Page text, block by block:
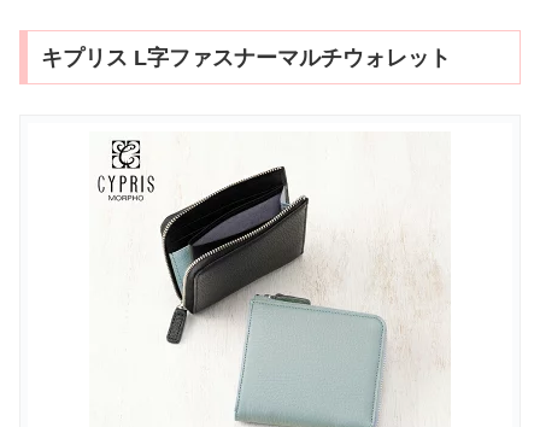
キプリス L字ファスナーマルチウォレット